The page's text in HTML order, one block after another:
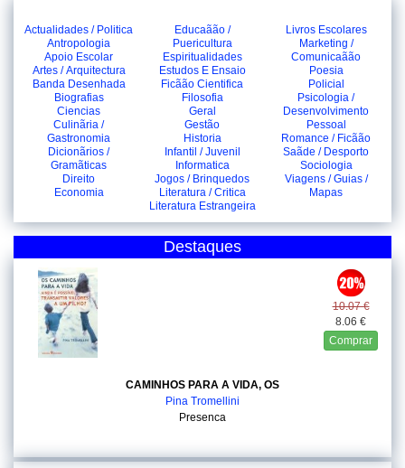
Actualidades / Politica
Antropologia
Apoio Escolar
Artes / Arquitectura
Banda Desenhada
Biografias
Ciencias
Culinãria /
Gastronomia
Dicionãrios /
Gramãticas
Direito
Economia
Educaãão /
Puericultura
Espiritualidades
Estudos E Ensaio
Ficãão Cientifica
Filosofia
Geral
Gestão
Historia
Infantil / Juvenil
Informatica
Jogos / Brinquedos
Literatura / Critica
Literatura Estrangeira
Livros Escolares
Marketing /
Comunicaãão
Poesia
Policial
Psicologia /
Desenvolvimento
Pessoal
Romance / Ficãão
Saãde / Desporto
Sociologia
Viagens / Guias /
Mapas
Destaques
10.07 €
8.06 €
Comprar
CAMINHOS PARA A VIDA, OS
Pina Tromellini
Presenca